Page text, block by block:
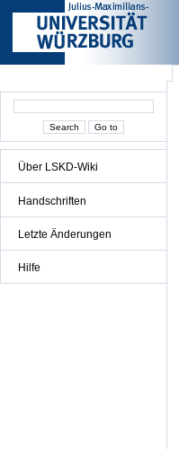
Über LSKD-Wiki
Handschriften
Letzte Änderungen
Hilfe